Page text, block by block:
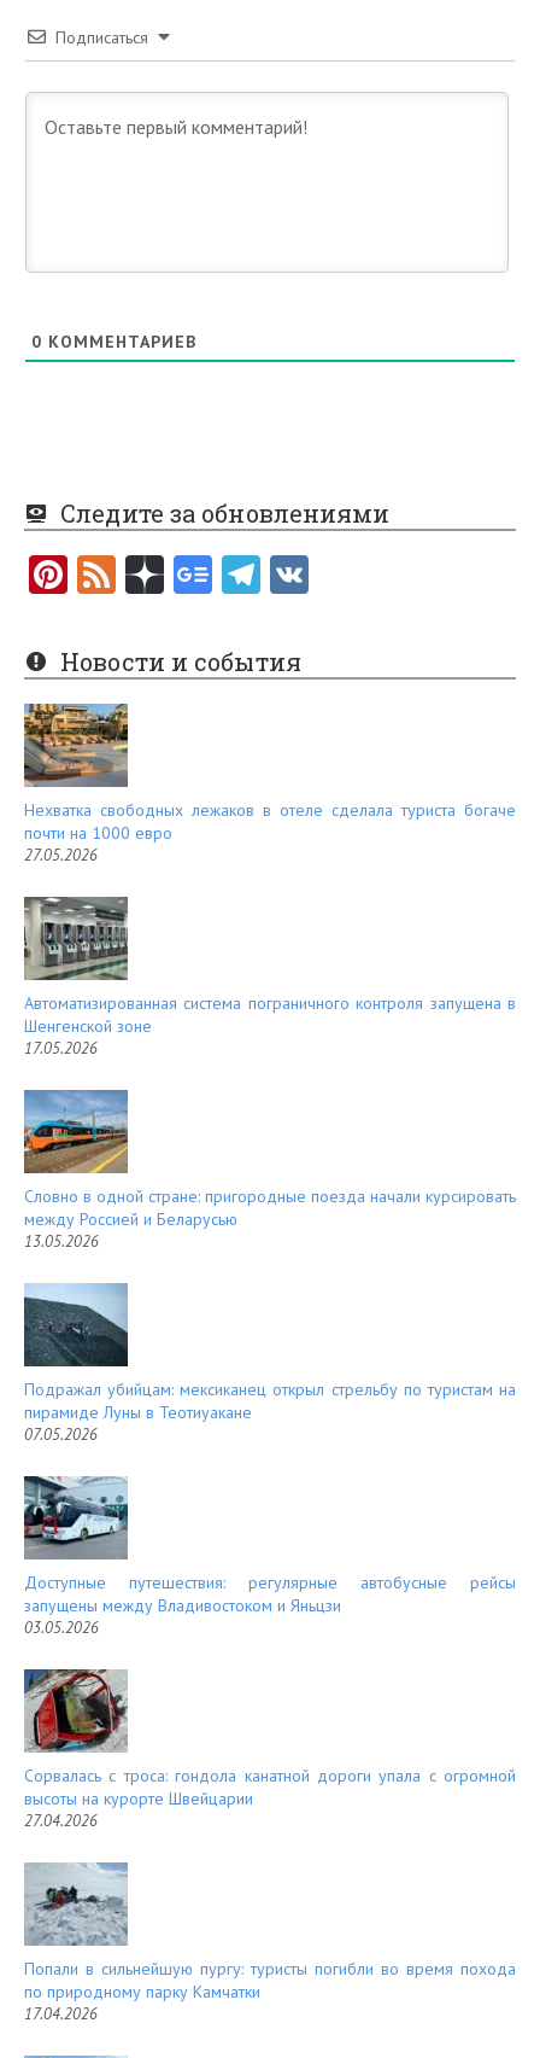
Подписаться
0 КОММЕНТАРИЕВ
Следите за обновлениями
Pi
er
es
t
F
e
d
Новости и события
Нехватка свободных лежаков в отеле сделала туриста богаче
почти на 1000 евро
27.05.2026
Автоматизированная система пограничного контроля запущена в
Шенгенской зоне
17.05.2026
Словно в одной стране: пригородные поезда начали курсировать
между Россией и Беларусью
13.05.2026
Подражал убийцам: мексиканец открыл стрельбу по туристам на
пирамиде Луны в Теотиуакане
07.05.2026
Доступные путешествия: регулярные автобусные рейсы
запущены между Владивостоком и Яньцзи
03.05.2026
Сорвалась с троса: гондола канатной дороги упала с огромной
высоты на курорте Швейцарии
27.04.2026
Попали в сильнейшую пургу: туристы погибли во время похода
по природному парку Камчатки
17.04.2026